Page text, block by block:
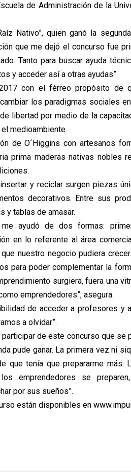
de Administración de la
Nativo”, quien ganó la
que me dejó el concurso fue
Tanto para buscar ayuda
y acceder así a otras ayudas”.
con el férreo propósito de
los paradigmas sociales
libertad por medio de la
medioambiente.
de O´Higgins con artesanos
prima maderas nativas nobles
y reciclar surgen piezas
decorativos. Entre sus
y tablas de amasar.
me ayudó de dos formas:
en lo referente al área
nuestro negocio pudiera
para poder complementar la
surgiera, fuera una
emprendedores”, asegura.
de acceder a profesores y
a olvidar”.
de este concurso que se
pude ganar. La primera vez ni
que tenía que prepararme más.
emprendedores se
por sus sueños”.
están disponibles en